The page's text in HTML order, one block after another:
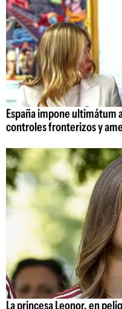
España impone ultimátum
controles fronterizos y
La princesa Leonor, en